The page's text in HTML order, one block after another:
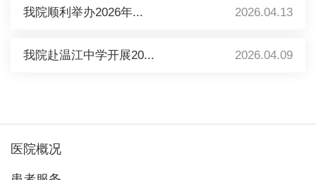
我院顺利举办2026年... 2026.04.13
我院赴温江中学开展20... 2026.04.09
医院概况